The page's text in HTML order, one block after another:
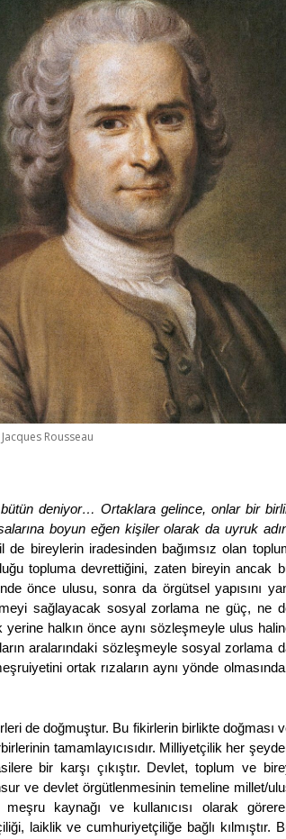
Jacques Rousseau
deniyor… Ortaklara gelince, onlar bir
boyun eğen kişiler olarak da uyruk
bireylerin iradesinden bağımsız olan
topluma devrettiğini, zaten bireyin ancak
önce ulusu, sonra da örgütsel yapısını
sağlayacak sosyal zorlama ne güç, ne
halkın önce aynı sözleşmeyle ulus
aralarındaki sözleşmeyle sosyal zorlama
ortak rızaların aynı yönde
de doğmuştur. Bu fikirlerin birlikte doğması
tamamlayıcısıdır. Milliyetçilik her
bir karşı çıkıştır. Devlet, toplum ve
ve devlet örgütlenmesinin temeline millet/
kaynağı ve kullanıcısı olarak
laiklik ve cumhuriyetçiliğe bağlı kılmıştır.